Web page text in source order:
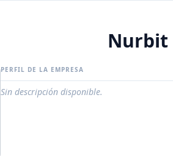
Nurbit
PERFIL DE LA EMPRESA
Sin descripción disponible.